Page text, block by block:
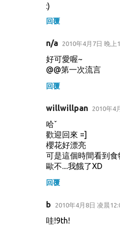
:)
回覆
n/a 2010年4月7日 晚上
好可愛喔~
@@第一次流言
回覆
willwillpan 2010年4
哈ˇ
歡迎回來 =]
櫻花好漂亮
可是這個時間看到食
歐不....我餓了XD
回覆
b 2010年4月8日 凌晨
哇!9th!